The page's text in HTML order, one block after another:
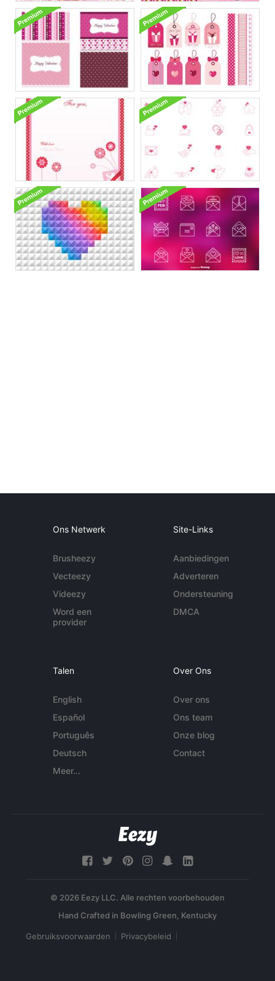
Ons Netwerk
Brusheezy
Vecteezy
Videezy
Word een
provider
Site-Links
Aanbiedingen
Adverteren
Ondersteuning
DMCA
Talen
English
Español
Português
Deutsch
Meer...
Over Ons
Over ons
Ons team
Onze blog
Contact
© 2026 Eezy LLC. Alle rechten voorbehouden
Gebruiksvoorwaarden Privacybeleid